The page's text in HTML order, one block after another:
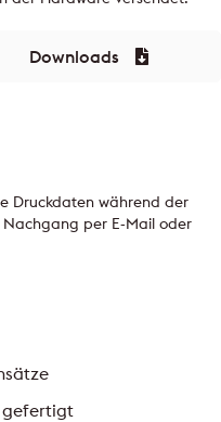
Downloads
Druckdaten während der
Nachgang per E-Mail oder
gefertigt